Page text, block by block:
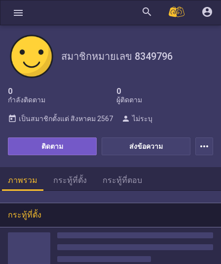
menu search account_circle
สมาชิกหมายเลข 8349796
0
กำลังติดตาม
0
ผู้ติดตาม
ส่งข้อความ
ติดตาม
today เป็นสมาชิกตั้งแต่ สิงหาคม 2567 person ไม่ระบุ
more_horiz
ภาพรวม กระทู้ที่ตั้ง กระทู้ที่ตอบ
กระทู้ที่ตั้ง